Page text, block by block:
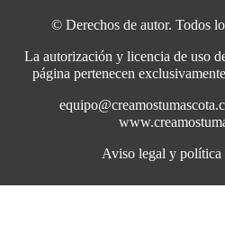
© Derechos de autor. Todos
La autorización y licencia de uso
página pertenecen
Aviso legal y política